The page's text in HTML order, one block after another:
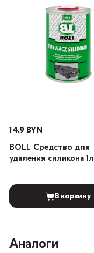
14.9 BYN
BOLL Средство для
удаления силикона 1л
В корзину
Аналоги